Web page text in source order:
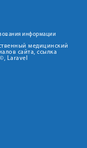
информации
медицинский
сайта, ссылка
Laravel